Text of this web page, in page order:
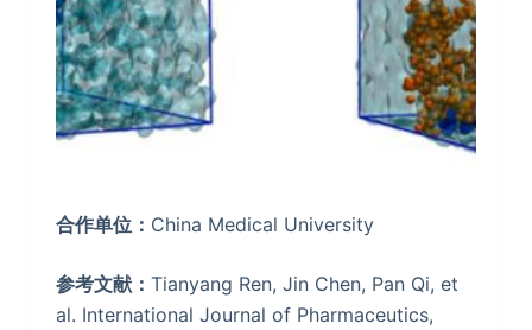
合作单位： China Medical University
参考文献： Tianyang Ren, Jin Chen, Pan Qi, et
al. International Journal of Pharmaceutics,